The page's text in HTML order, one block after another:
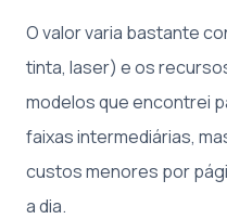
O valor varia bastante
tinta, laser) e os
modelos que encontrei
faixas intermediárias,
custos menores por
a dia.